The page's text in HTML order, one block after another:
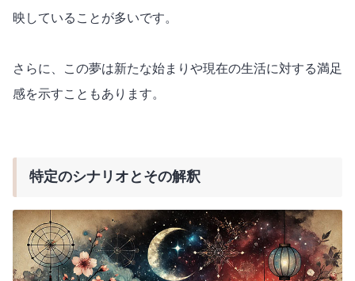
映していることが多いです。
さらに、この夢は新たな始まりや現在の生活に対する満足
感を示すこともあります。
特定のシナリオとその解釈